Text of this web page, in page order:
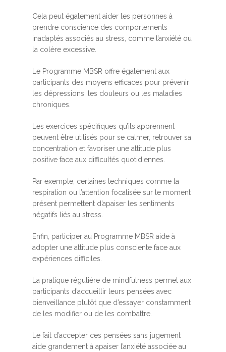
Cela peut également aider les personnes à
prendre conscience des comportements
inadaptés associés au stress, comme l’anxiété ou
la colère excessive.
Le Programme MBSR offre également aux
participants des moyens efficaces pour prévenir
les dépressions, les douleurs ou les maladies
chroniques.
Les exercices spécifiques qu’ils apprennent
peuvent être utilisés pour se calmer, retrouver sa
concentration et favoriser une attitude plus
positive face aux difficultés quotidiennes.
Par exemple, certaines techniques comme la
respiration ou l’attention focalisée sur le moment
présent permettent d’apaiser les sentiments
négatifs liés au stress.
Enfin, participer au Programme MBSR aide à
adopter une attitude plus consciente face aux
expériences difficiles.
La pratique régulière de mindfulness permet aux
participants d’accueillir leurs pensées avec
bienveillance plutôt que d’essayer constamment
de les modifier ou de les combattre.
Le fait d’accepter ces pensées sans jugement
aide grandement à apaiser l’anxiété associée au